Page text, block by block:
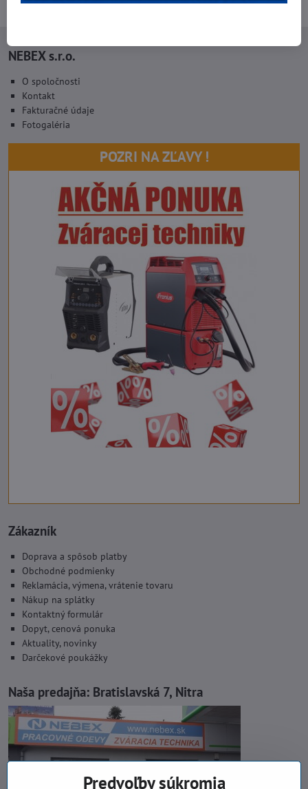
NEBEX s.r.o.
O spoločnosti
Kontakt
Fakturačné údaje
Fotogaléria
POZRI NA ZĽAVY !
Zákazník
Doprava a spôsob platby
Obchodné podmienky
Reklamácia, výmena, vrátenie tovaru
Nákup na splátky
Kontaktný formulár
Dopyt, cenová ponuka
Aktuality, novinky
Darčekové poukážky
Naša predajňa: Bratislavská 7, Nitra
Predvoľby súkromia